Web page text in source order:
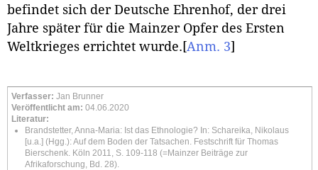
befindet sich der Deutsche Ehrenhof, der drei
Jahre später für die Mainzer Opfer des Ersten
Weltkrieges errichtet wurde. [Anm. 3]
Verfasser: Jan Brunner
Veröffentlicht am: 04.06.2020
Literatur:
Brandstetter, Anna-Maria: Ist das Ethnologie? In: Schareika, Nikolaus
[u.a.] (Hgg.): Auf dem Boden der Tatsachen. Festschrift für Thomas
Bierschenk. Köln 2011, S. 109-118 (=Mainzer Beiträge zur
Afrikaforschung, Bd. 28).